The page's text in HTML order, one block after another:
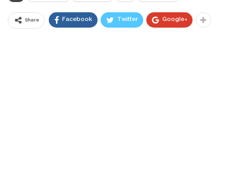
Share Facebook Twitter Google+